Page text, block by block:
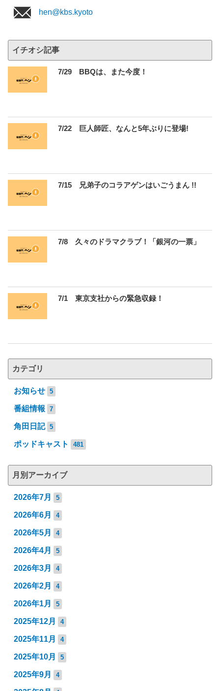
hen@kbs.kyoto
イチオシ記事
7/29 BBQは、また今度！
7/22 巨人師匠、なんと5年ぶりに登場!
7/15 兄弟子のコラアゲンはいごうまん !!
7/8 久々のドラマクラブ！「銀河の一票」
7/1 東京支社からの緊急収録！
カテゴリ
お知らせ 5
番組情報 7
角田日記 5
ポッドキャスト 481
月別アーカイブ
2026年7月 5
2026年6月 4
2026年5月 4
2026年4月 5
2026年3月 4
2026年2月 4
2026年1月 5
2025年12月 4
2025年11月 4
2025年10月 5
2025年9月 4